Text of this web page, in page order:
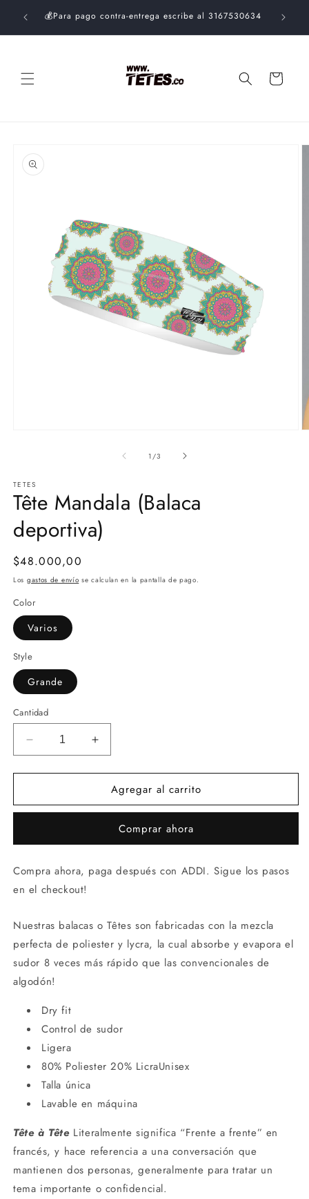
directamente💰Para pago contra-entrega escribe al 3167530634
Carrito
a la
información
una
ventana
modal
1 /de
3
TETES
Tête Mandala (Balaca
deportiva)
Precio
habitual
$48.000,00
Los gastos de envío se calculan en la pantalla de pago.
Color
Varios
Style
Grande
Cantidad
Reducir
cantidad
para
Mandala
Aumentar
cantidad
para
Tête
Mandala
deportiva)
Agregar al carrito
Comprar ahora
Compra ahora, paga después con ADDI. Sigue los pasos
en el checkout!
Nuestras balacas o Têtes son fabricadas con la mezcla
perfecta de poliester y lycra, la cual absorbe y evapora el
sudor 8 veces más rápido que las convencionales de
algodón!
Dry fit
Control de sudor
Ligera
80% Poliester 20% LicraUnisex
Talla única
Lavable en máquina
Tête à Tête Literalmente significa “Frente a frente” en
francés, y hace referencia a una conversación que
mantienen dos personas, generalmente para tratar un
tema importante o confidencial.